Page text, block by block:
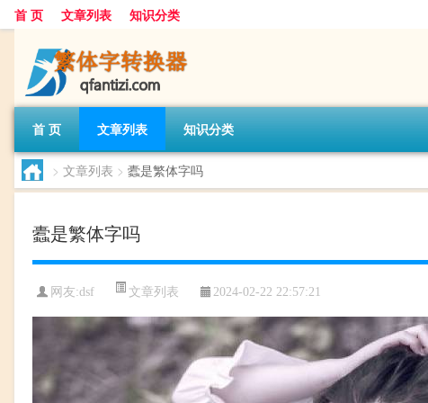
首 页 文章列表 知识分类
首 页 文章列表 知识分类
> 文章列表 > 蠹是繁体字吗
蠹是繁体字吗
网友:dsf 文章列表 2024-02-22 22:57:21